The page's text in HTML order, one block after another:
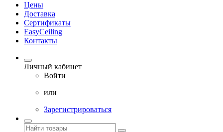
Цены
Доставка
Cертификаты
EasyCeiling
Контакты
Личный кабинет
Войти
или
Зарегистрироваться